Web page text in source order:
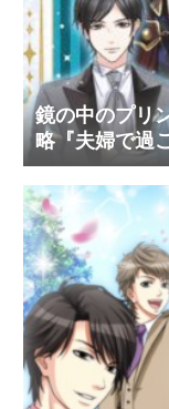
鏡の中のプリ
略『夫婦で過
ス・ヴィンセ